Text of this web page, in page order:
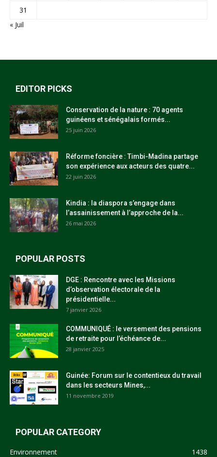
31
« Juil
EDITOR PICKS
Conservation de la nature : 70 agents
guinéens et sénégalais formés...
25 juin 2026
Réforme foncière : Timbi-Madina partage
son expérience aux acteurs des quatre...
22 juin 2026
Kindia : la diaspora s’engage dans
l’assainissement à l’approche de la...
26 mai 2026
POPULAR POSTS
DGE : Rencontre avec les Missions
d’observation électorale de la
présidentielle...
7 janvier 2026
COMMUNIQUÉ : le versement des pensions
de retraite pour l’échéance de...
28 janvier 2025
Guinée: Forum sur le contentieux du travail
dans les secteurs Mines,...
11 novembre 2019
POPULAR CATEGORY
Environnement
1438